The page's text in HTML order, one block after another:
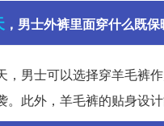
，男士外裤里面穿什么既
，男士可以选择穿羊毛裤
。此外，羊毛裤的贴身设